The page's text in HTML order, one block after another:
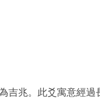
兆。此爻寓意經過